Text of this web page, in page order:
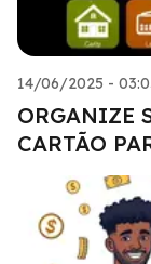
14/06/2025 -
ORGANIZE
CARTÃO